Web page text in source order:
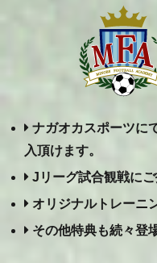
ナガオカスポーツに
入頂けます。
Jリーグ試合観戦にご
オリジナルトレーニ
その他特典も続々登